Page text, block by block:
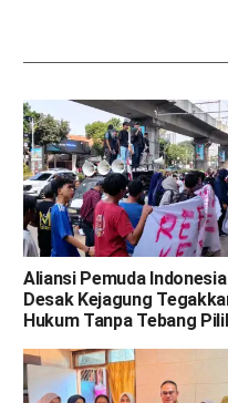
Aliansi Pemuda Indonesia
Desak Kejagung
Hukum Tanpa Tebang